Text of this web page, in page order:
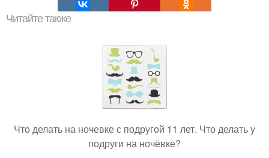
Читайте также
Что делать на ночевке с подругой 11 лет. Что делать у
подруги на ночёвке?